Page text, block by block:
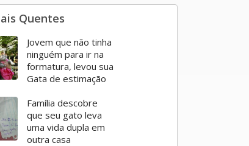
Quentes
Jovem que não tinha
ninguém para ir na
formatura, levou sua
Gata de estimação
Família descobre
que seu gato leva
uma vida dupla em
outra casa